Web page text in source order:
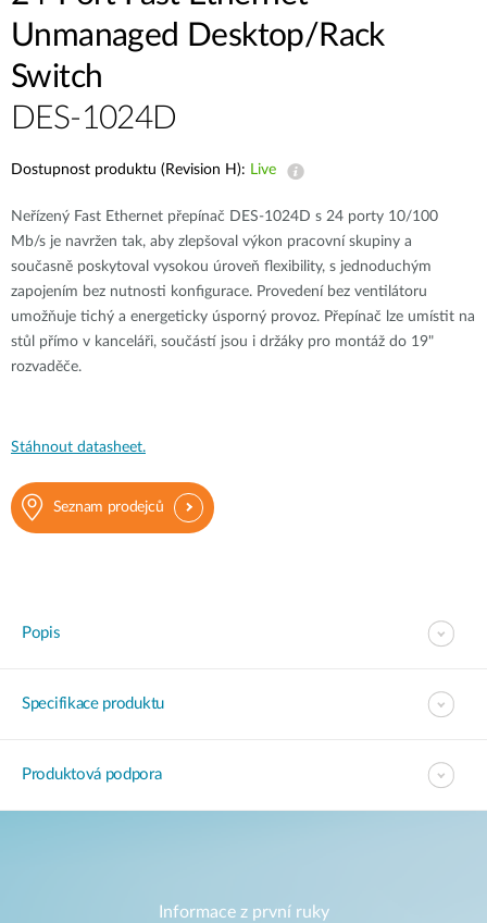
Unmanaged Desktop/Rack
Switch
DES-1024D
Dostupnost produktu (Revision H): Live
Neřízený Fast Ethernet přepínač DES-1024D s 24 porty 10/100
Mb/s je navržen tak, aby zlepšoval výkon pracovní skupiny a
současně poskytoval vysokou úroveň flexibility, s jednoduchým
zapojením bez nutnosti konfigurace. Provedení bez ventilátoru
umožňuje tichý a energeticky úsporný provoz. Přepínač lze umístit na
stůl přímo v kanceláři, součástí jsou i držáky pro montáž do 19"
rozvaděče.
Stáhnout datasheet.
Seznam prodejců
Popis
Specifikace produktu
Produktová podpora
Informace z první ruky